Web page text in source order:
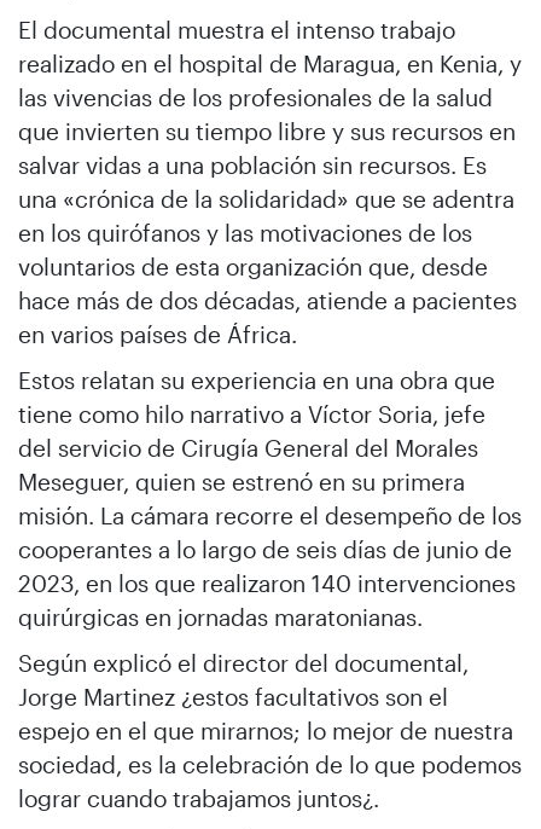
El documental muestra el intenso trabajo
realizado en el hospital de Maragua, en Kenia, y
las vivencias de los profesionales de la salud
que invierten su tiempo libre y sus recursos en
salvar vidas a una población sin recursos. Es
una «crónica de la solidaridad» que se adentra
en los quirófanos y las motivaciones de los
voluntarios de esta organización que, desde
hace más de dos décadas, atiende a pacientes
en varios países de África.
Estos relatan su experiencia en una obra que
tiene como hilo narrativo a Víctor Soria, jefe
del servicio de Cirugía General del Morales
Meseguer, quien se estrenó en su primera
misión. La cámara recorre el desempeño de los
cooperantes a lo largo de seis días de junio de
2023, en los que realizaron 140 intervenciones
quirúrgicas en jornadas maratonianas.
Según explicó el director del documental,
Jorge Martinez ¿estos facultativos son el
espejo en el que mirarnos; lo mejor de nuestra
sociedad, es la celebración de lo que podemos
lograr cuando trabajamos juntos¿.